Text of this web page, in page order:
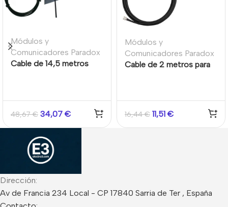
Módulos y
Comunicadores Paradox
Cable de 14,5 metros
48,67€ 34,07 €
Módulos y
Comunicadores Paradox
Cable de 2 metros para
16,44€ 11,51 €
Dirección:
Av de Francia 234 Local - CP 17840 Sarria de Ter , España